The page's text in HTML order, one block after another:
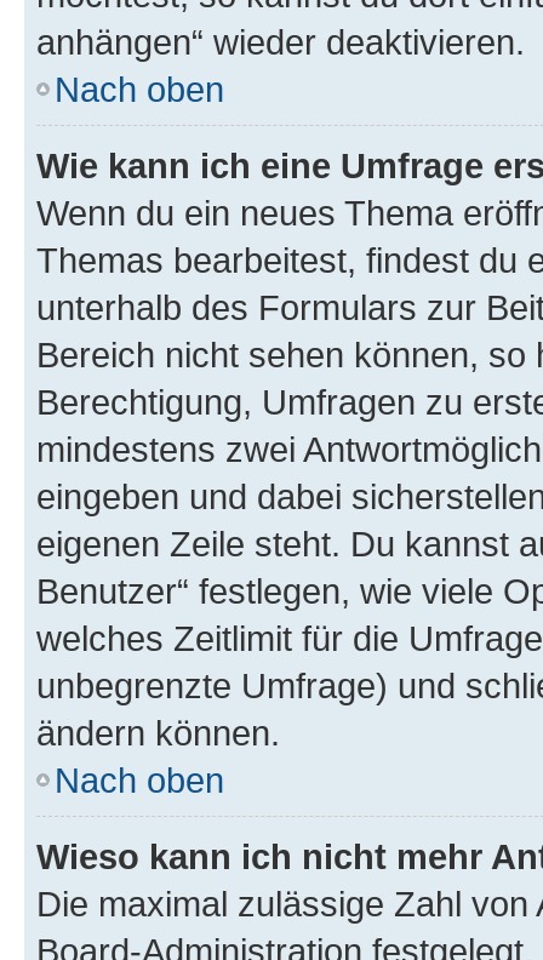
anhängen“ wieder deaktivieren.
Nach oben
Wie kann ich eine Umfrage
Wenn du ein neues Thema
Themas bearbeitest, findest du
unterhalb des Formulars zur
Bereich nicht sehen können,
Berechtigung, Umfragen zu
mindestens zwei
eingeben und dabei
eigenen Zeile steht. Du kannst
Benutzer“ festlegen, wie viele
welches Zeitlimit für die
unbegrenzte Umfrage) und
ändern können.
Nach oben
Wieso kann ich nicht mehr
Die maximal zulässige Zahl
Board-Administration